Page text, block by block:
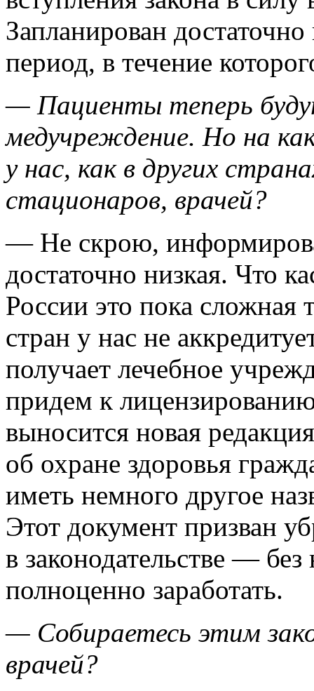
Запланирован
период, в течение
— Пациенты теперь
медучреждение. Но на
у нас, как в других
стационаров, врачей?
— Не скрою,
достаточно низкая. Что
России это пока сложная
стран у нас не
получает лечебное
придем к
выносится новая
об охране здоровья
иметь немного другое
Этот документ призван
в законодательстве —
полноценно заработать.
— Собираетесь этим
врачей?